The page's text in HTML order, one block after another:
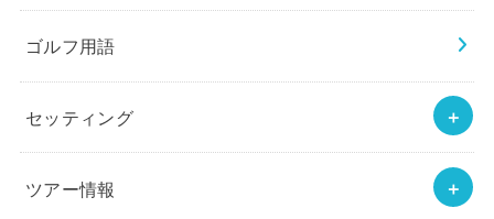
ゴルフ用語
セッティング
ツアー情報